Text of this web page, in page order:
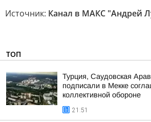
Источник: Канал в МАКС "Андрей
ТОП
Турция, Саудовская
подписали в Мекке
коллективной обороне
21:51